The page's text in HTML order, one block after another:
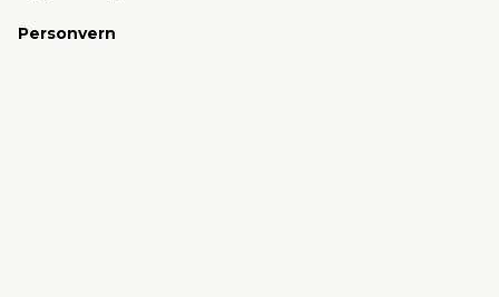
Personvern